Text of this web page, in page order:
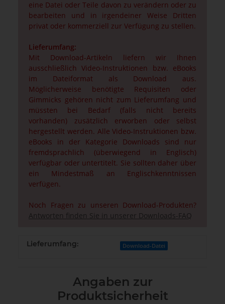
eine Datei oder Teile davon zu verändern oder zu
bearbeiten und in irgendeiner Weise Dritten
privat oder kommerziell zur Verfügung zu stellen.
Lieferumfang:
Mit Download-Artikeln liefern wir Ihnen
ausschließlich Video-Instruktionen bzw. eBooks
im Dateiformat als Download aus.
Möglicherweise benötigte Requisiten oder
Gimmicks gehören nicht zum Lieferumfang und
müssten bei Bedarf (falls nicht bereits
vorhanden) zusätzlich erworben oder selbst
hergestellt werden. Alle Video-Instruktionen bzw.
eBooks in der Kategorie Downloads sind nur
fremdsprachlich (überwiegend in Englisch)
verfügbar oder untertitelt. Sie sollten daher über
ein Mindestmaß an Englischkenntnissen
verfügen.
Noch Fragen zu unseren Download-Produkten?
Antworten finden Sie in unserer Downloads-FAQ
Lieferumfang: Download-Datei
Angaben zur
Produktsicherheit